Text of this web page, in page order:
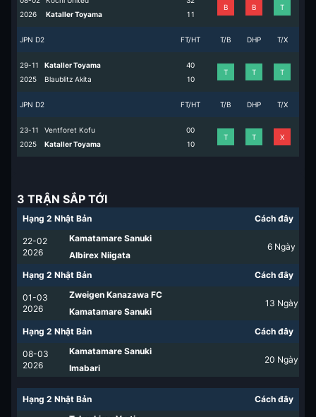
2026
Kataller Toyama
11
B B T
JPN D2 FT/HT T/B DHP T/X
29-11
2025
Kataller Toyama
Blaublitz Akita
4
1
0
0
T T T
JPN D2 FT/HT T/B DHP T/X
23-11
2025
Ventforet Kofu
Kataller Toyama
0
1
0
0
T T X
3 TRẬN SẮP TỚI
Hạng 2 Nhật Bản Cách đây
22-02
2026
Kamatamare Sanuki
Albirex Niigata
6 Ngày
Hạng 2 Nhật Bản Cách đây
01-03
2026
Zweigen Kanazawa FC
Kamatamare Sanuki
13 Ngày
Hạng 2 Nhật Bản Cách đây
08-03
2026
Kamatamare Sanuki
Imabari
20 Ngày
Hạng 2 Nhật Bản Cách đây